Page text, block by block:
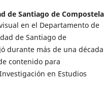
de Santiago de Compostela
en el Departamento de
de Santiago de
durante más de una década
contenido para
en Estudios